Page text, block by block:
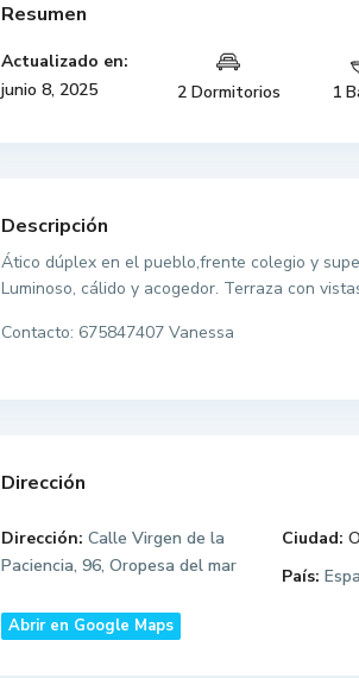
Resumen
Actualizado en:
junio 8, 2025
2 Dormitorios 1
Descripción
Ático dúplex en el pueblo,frente colegio y
Luminoso, cálido y acogedor. Terraza con
Contacto: 675847407 Vanessa
Dirección
Dirección: Calle Virgen de la
Paciencia, 96, Oropesa del mar
Ciudad:
País:
Abrir en Google Maps